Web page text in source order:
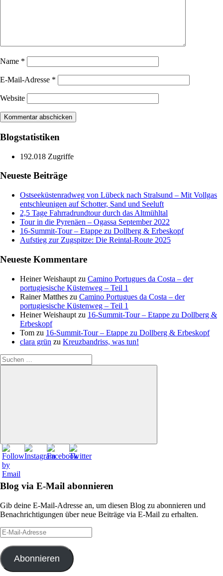
Name *
E-Mail-Adresse *
Website
Blogstatistiken
192.018 Zugriffe
Neueste Beiträge
Ostseeküstenradweg von Lübeck nach Stralsund – Mit Vollgas
entschleunigen auf Schotter, Sand und Seeluft
2,5 Tage Fahrradrundtour durch das Altmühltal
Tour in die Pyrenäen – Ogassa September 2022
16‑Summit‑Tour – Etappe zu Dollberg & Erbeskopf
Aufstieg zur Zugspitze: Die Reintal-Route 2025
Neueste Kommentare
Heiner Weishaupt zu Camino Portugues da Costa – der
portugiesische Küstenweg – Teil 1
Rainer Matthes zu Camino Portugues da Costa – der
portugiesische Küstenweg – Teil 1
Heiner Weishaupt zu 16‑Summit‑Tour – Etappe zu Dollberg &
Erbeskopf
Tom zu 16‑Summit‑Tour – Etappe zu Dollberg & Erbeskopf
clara grün zu Kreuzbandriss, was tun!
Suchen
nach:
Suchen
Blog via E-Mail abonnieren
Gib deine E-Mail-Adresse an, um diesen Blog zu abonnieren und
Benachrichtigungen über neue Beiträge via E-Mail zu erhalten.
E-
Mail-
Adresse
Abonnieren